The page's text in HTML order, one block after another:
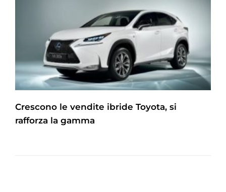
Crescono le vendite ibride Toyota, si
rafforza la gamma